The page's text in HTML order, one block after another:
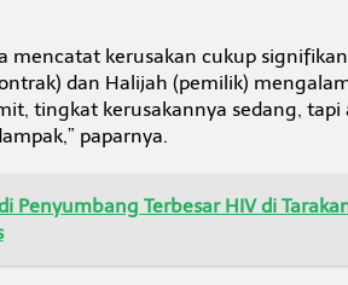
mencatat kerusakan cukup
dan Halijah (pemilik)
tingkat kerusakannya sedang, tapi
paparnya.
Penyumbang Terbesar HIV di